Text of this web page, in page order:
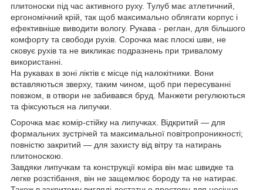
плитоноски під час активного руху. Тулуб має атлетичний,
ергономічний крій, так щоб максимально облягати корпус і
ефективніше виводити вологу. Рукава - реглан, для більшого
комфорту та свободи рухів. Сорочка має плоскі шви, не
сковує рухів та не викликає подразнень при тривалому
використанні.
На рукавах в зоні ліктів є місце під налокітники. Вони
вставляються зверху, таким чином, щоб при пересуванні
повзком, в отвори не забивався бруд. Манжети регулюються
та фіксуються на липучки.
Сорочка має комір-стійку на липучках. Відкритий — для
формальних зустрічей та максимальної повітропроникності;
повністю закритий — для захисту від вітру та натирань
плитоноскою.
Завдяки липучкам та конструкції коміра він має швидке та
легке розстібання, він не защемлює бороду та не натирає.